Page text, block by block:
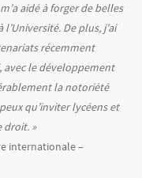
aidé à forger de belles
De plus, j’ai
récemment
avec le développement
la notoriété
qu’inviter lycéens et
droit. »
internationale –